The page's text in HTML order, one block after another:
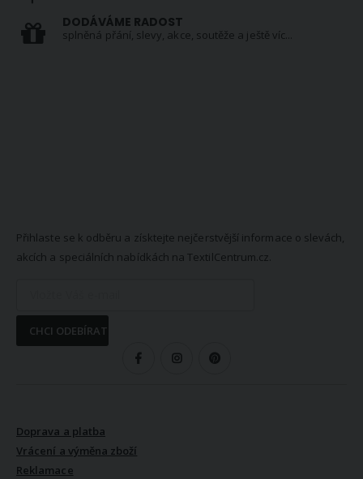
DODÁVÁME RADOST
splněná přání, slevy, akce, soutěže a ještě víc...
Přihlaste se k odběru a získtejte nejčerstvější informace o slevách,
akcích a speciálních nabídkách na TextilCentrum.cz.
CHCI ODEBÍRAT
Doprava a platba
Vrácení a výměna zboží
Reklamace